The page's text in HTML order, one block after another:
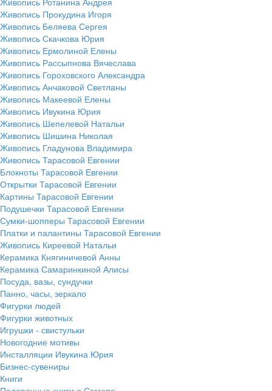
Живопись Прокудина Игоря
Живопись Беляева Сергея
Живопись Скачкова Юрия
Живопись Ермолиной Елены
Живопись Рассыпнова Вячеслава
Живопись Гороховского Александра
Живопись Анчаковой Светланы
Живопись Макеевой Елены
Живопись Ивукина Юрия
Живопись Шепелевой Натальи
Живопись Шишина Николая
Живопись Гладунова Владимира
Живопись Тарасовой Евгении
Блокноты Тарасовой Евгении
Открытки Тарасовой Евгении
Картины Тарасовой Евгении
Подушечки Тарасовой Евгении
Сумки-шопперы Тарасовой Евгении
Платки и палантины Тарасовой Евгении
Живопись Киреевой Натальи
Керамика Княгиничевой Анны
Керамика Самаринкиной Алисы
Посуда, вазы, сундучки
Панно, часы, зеркало
Фигурки людей
Фигурки животных
Игрушки - свистульки
Новогодние мотивы
Инсталляции Ивукина Юрия
Бизнес-сувениры
Книги